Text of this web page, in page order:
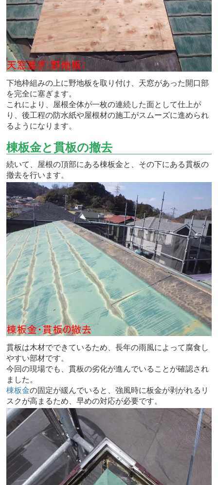
下地枠組みの上に野地板を取り付け、天窓があった開口部
を完全に塞ぎます。
これにより、屋根全体が一枚の連続した面として仕上が
り、後工程の防水紙や屋根材の施工がスムーズに進められ
るようになります。
棟板金と貫板の撤去
続いて、屋根の頂部にある棟板金と、その下にある貫板の
撤去を行います。
貫板は木材でできているため、長年の雨風によって腐食し
やすい部材です。
今回の現場でも、貫板の劣化が進んでいることが確認され
ました。
棟板金の固定が緩んでいると、強風時に板金が剥がれるリ
スクが高まるため、早めの対応が必要です。